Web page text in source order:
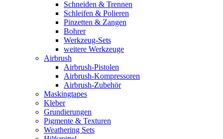
Schneiden & Trennen
Schleifen & Polieren
Pinzetten & Zangen
Bohrer
Werkzeug-Sets
weitere Werkzeuge
Airbrush
Airbrush-Pistolen
Airbrush-Kompressoren
Airbrush-Zubehör
Maskingtapes
Kleber
Grundierungen
Pigmente & Texturen
Weathering Sets